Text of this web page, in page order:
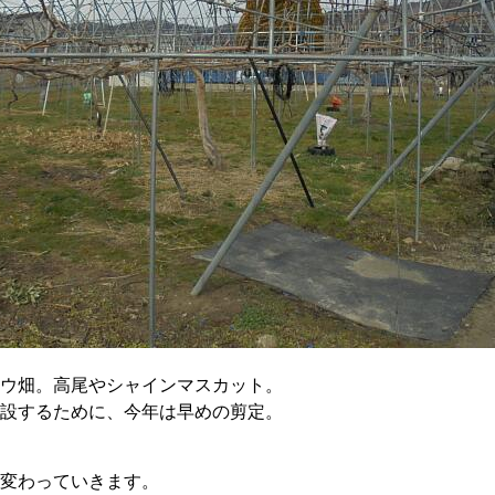
畑。高尾やシャインマスカット。
するために、今年は早めの剪定。
わっていきます。